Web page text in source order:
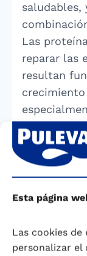
Esta página
Las cookies de
personalizar el
saludables,
Las
reparar las
resultan
necesitan
muscular
físico de
etc…).
alimentos
calidad, es